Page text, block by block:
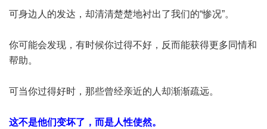
可身边人的发达，却清清楚楚地衬出了我们的“惨况”。
你可能会发现，有时候你过得不好，反而能获得更多同情和
帮助。
可当你过得好时，那些曾经亲近的人却渐渐疏远。
这不是他们变坏了，而是人性使然。